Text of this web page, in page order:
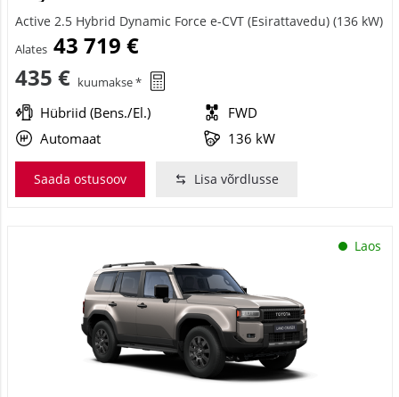
Active 2.5 Hybrid Dynamic Force e-CVT (Esirattavedu) (136 kW)
Alates 43 719 €
435 € kuumakse *
Hübriid (Bens./El.)
FWD
Automaat
136 kW
Saada ostusoov Lisa võrdlusse
Laos